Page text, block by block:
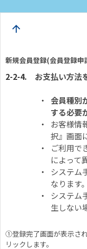
arrow_upward
新規会員登録(会員登録申
お支払い方法
会員種別
する必要
お客様情
択』画面
ご利用で
によって
システム
なります。
システム
生しない
①登録完了画面が表示さ
リックします。